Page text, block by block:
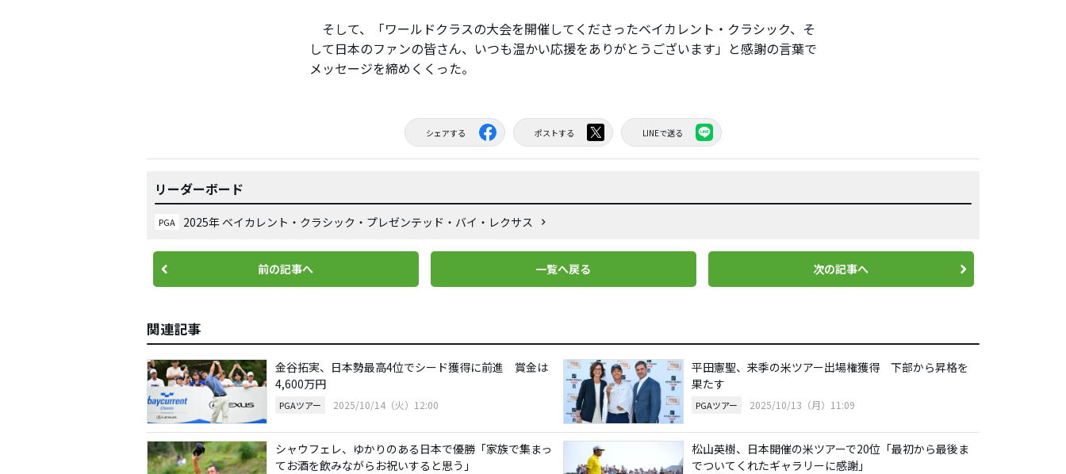
そして、「ワールドクラスの大会を開催してくださったベイカレント・クラシック、そ
して日本のファンの皆さん、いつも温かい応援をありがとうございます」と感謝の言葉で
メッセージを締めくくった。
シェアする ポストする LINEで送る
リーダーボード
PGA 2025年 ベイカレント・クラシック・プレゼンテッド・バイ・レクサス
前の記事へ 一覧へ戻る 次の記事へ
関連記事
金谷拓実、日本勢最高4位でシード獲得に前進 賞金は
4,600万円
PGAツアー 2025/10/14（火）12:00
平田憲聖、来季の米ツアー出場権獲得 下部から昇格を
果たす
PGAツアー 2025/10/13（月）11:09
シャウフェレ、ゆかりのある日本で優勝「家族で集まっ
てお酒を飲みながらお祝いすると思う」
松山英樹、日本開催の米ツアーで20位「最初から最後ま
でついてくれたギャラリーに感謝」